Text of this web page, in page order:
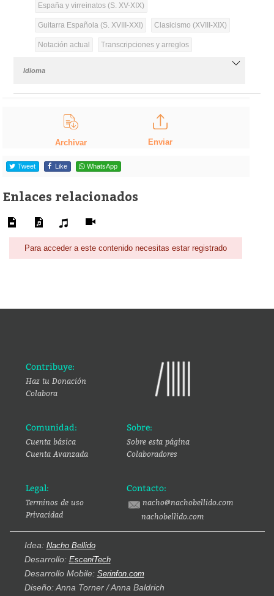
España y virreinatos (S. XV-XIX)
Guitarra Española (S. XVIII-XXI) Clasicismo (XVIII-XIX)
Notación actual Transcripciones y arreglos
Idioma
Archivar Enviar
Tweet Like WhatsApp
Enlaces relacionados
Para acceder a este contenido necesitas estar registrado
Contribuye:
Haz tu Donación
Colabora
Comunidad:
Cuenta básica
Cuenta Avanzada
Sobre:
Sobre esta página
Colaboradores
Legal:
Terminos de uso
Privacidad
Contacto:
nacho@nachobellido.com
nachobellido.com
Idea: Nacho Bellido
Desarrollo: EsceniTech
Desarrollo Mobile: Serinfon.com
Diseño: Anna Torner / Anna Baldrich